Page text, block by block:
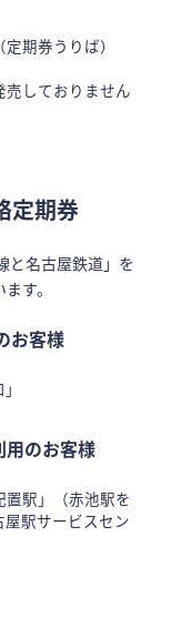
期券うりば）
しておりません
定期券
と名古屋鉄道」を
す。
お客様
用のお客様
駅」（赤池駅を
駅サービスセン